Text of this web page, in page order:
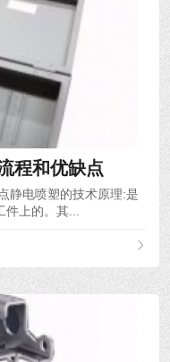
程和优缺点
静电喷塑的技术原理:是
上的。其...